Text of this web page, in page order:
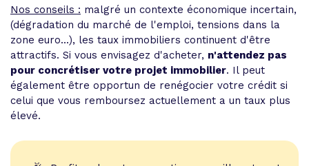
Nos conseils : malgré un contexte économique incertain,
(dégradation du marché de l'emploi, tensions dans la
zone euro...), les taux immobiliers continuent d'être
attractifs. Si vous envisagez d'acheter, n'attendez pas
pour concrétiser votre projet immobilier. Il peut
également être opportun de renégocier votre crédit si
celui que vous remboursez actuellement a un taux plus
élevé.